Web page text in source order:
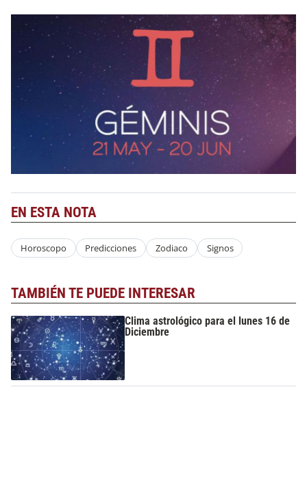
EN ESTA NOTA
Horoscopo Predicciones Zodiaco Signos
TAMBIÉN TE PUEDE INTERESAR
Clima astrológico para el lunes 16 de
Diciembre